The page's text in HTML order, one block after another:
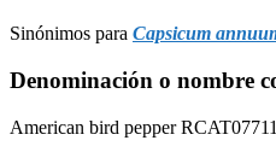
Sinónimos para Capsicum
Denominación o nombre
American bird pepper